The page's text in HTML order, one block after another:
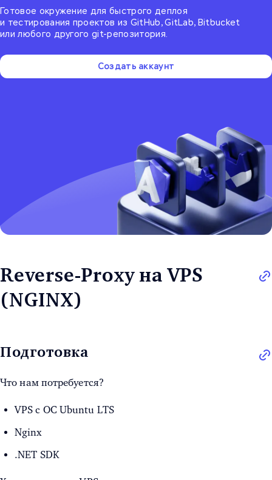
Готовое окружение для быстрого деплоя
и тестирования проектов из GitHub, GitLab, Bitbucket
или любого другого git-репозитория.
Создать аккаунт
Reverse-Proxy на VPS
(NGINX)
Подготовка
Что нам потребуется?
VPS c ОС Ubuntu LTS
Nginx
.NET SDK